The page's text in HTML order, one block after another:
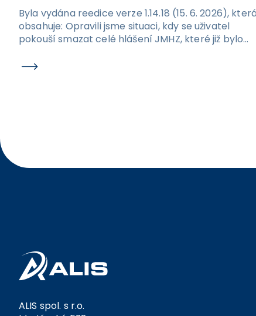
Byla vydána reedice verze 1.14.18 (15. 6. 2026),
obsahuje: Opravili jsme situaci, kdy se uživatel
pokouší smazat celé hlášení JMHZ, které již bylo
podání zobrazí hláška a nedojde k promazání dat v
ALIS spol. s r.o.